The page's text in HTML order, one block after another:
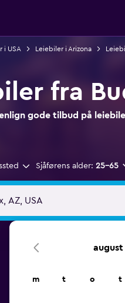
i USA Leiebiler i Arizona
fra
gode tilbud på
Sjåførens alder: 25–65
august
m t o t